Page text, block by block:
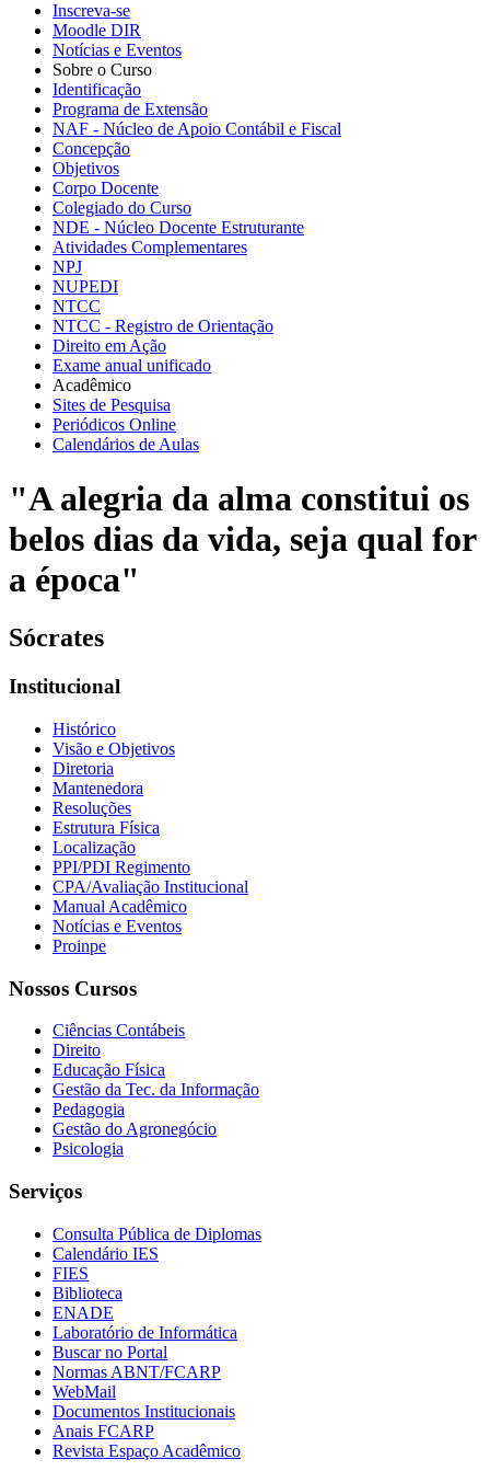
Inscreva-se
Moodle DIR
Notícias e Eventos
Sobre o Curso
Identificação
Programa de Extensão
NAF - Núcleo de Apoio Contábil e Fiscal
Concepção
Objetivos
Corpo Docente
Colegiado do Curso
NDE - Núcleo Docente Estruturante
Atividades Complementares
NPJ
NUPEDI
NTCC
NTCC - Registro de Orientação
Direito em Ação
Exame anual unificado
Acadêmico
Sites de Pesquisa
Periódicos Online
Calendários de Aulas
"A alegria da alma constitui os
belos dias da vida, seja qual for
a época"
Sócrates
Institucional
Histórico
Visão e Objetivos
Diretoria
Mantenedora
Resoluções
Estrutura Física
Localização
PPI/PDI Regimento
CPA/Avaliação Institucional
Manual Acadêmico
Notícias e Eventos
Proinpe
Nossos Cursos
Ciências Contábeis
Direito
Educação Física
Gestão da Tec. da Informação
Pedagogia
Gestão do Agronegócio
Psicologia
Serviços
Consulta Pública de Diplomas
Calendário IES
FIES
Biblioteca
ENADE
Laboratório de Informática
Buscar no Portal
Normas ABNT/FCARP
WebMail
Documentos Institucionais
Anais FCARP
Revista Espaço Acadêmico